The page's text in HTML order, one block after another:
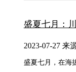
盛夏七月：
2023-07-27 来
盛夏七月，在海